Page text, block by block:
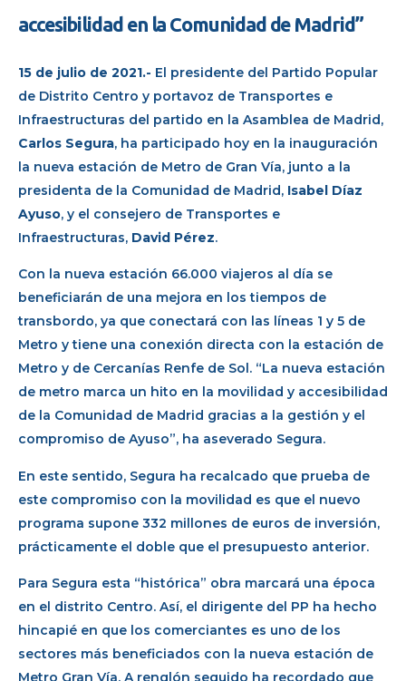
accesibilidad en la Comunidad de Madrid”
15 de julio de 2021.- El presidente del Partido Popular
de Distrito Centro y portavoz de Transportes e
Infraestructuras del partido en la Asamblea de Madrid,
Carlos Segura, ha participado hoy en la inauguración
la nueva estación de Metro de Gran Vía, junto a la
presidenta de la Comunidad de Madrid, Isabel Díaz
Ayuso, y el consejero de Transportes e
Infraestructuras, David Pérez.
Con la nueva estación 66.000 viajeros al día se
beneficiarán de una mejora en los tiempos de
transbordo, ya que conectará con las líneas 1 y 5 de
Metro y tiene una conexión directa con la estación de
Metro y de Cercanías Renfe de Sol. “La nueva estación
de metro marca un hito en la movilidad y accesibilidad
de la Comunidad de Madrid gracias a la gestión y el
compromiso de Ayuso”, ha aseverado Segura.
En este sentido, Segura ha recalcado que prueba de
este compromiso con la movilidad es que el nuevo
programa supone 332 millones de euros de inversión,
prácticamente el doble que el presupuesto anterior.
Para Segura esta “histórica” obra marcará una época
en el distrito Centro. Así, el dirigente del PP ha hecho
hincapié en que los comerciantes es uno de los
sectores más beneficiados con la nueva estación de
Metro Gran Vía. A renglón seguido ha recordado que